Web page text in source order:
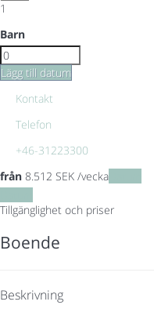
1
Barn
Lägg till datum
Kontakt
Telefon
+46-31223300
från 8.512 SEK /vecka
Tillgänglighet och priser
Boende
Beskrivning